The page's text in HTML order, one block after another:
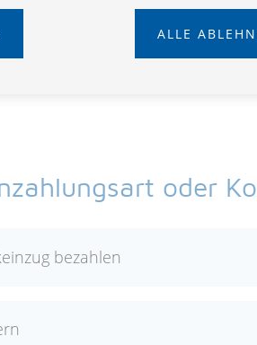
oder
bezahlen
ALLE